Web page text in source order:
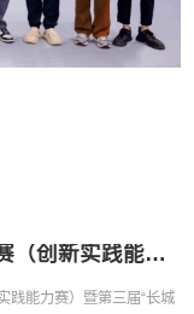
我院学子在全国大学生信息安全竞赛（创新实践能力赛）暨“长城杯”网数智安全大赛（防护赛）半决赛斩获佳绩
践能力赛）暨第三届“长城